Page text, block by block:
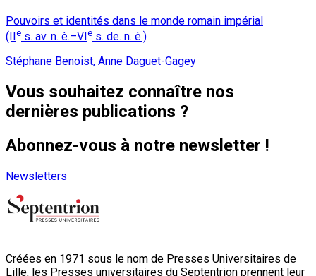
Pouvoirs et identités dans le monde romain impérial
(II
e s. av. n. è.–VI e s. de. n. è.)
Stéphane Benoist, Anne Daguet-Gagey
Vous souhaitez connaître nos
dernières publications ?
Abonnez-vous à notre newsletter !
Newsletters
Créées en 1971 sous le nom de Presses Universitaires de
Lille, les Presses universitaires du Septentrion prennent leur